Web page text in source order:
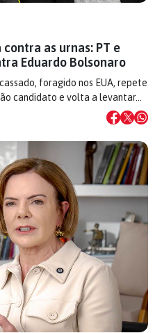
as urnas: PT e
Eduardo Bolsonaro
foragido nos EUA, repete
candidato e volta a levantar…